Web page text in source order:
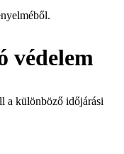
védelem
a különböző időjárási